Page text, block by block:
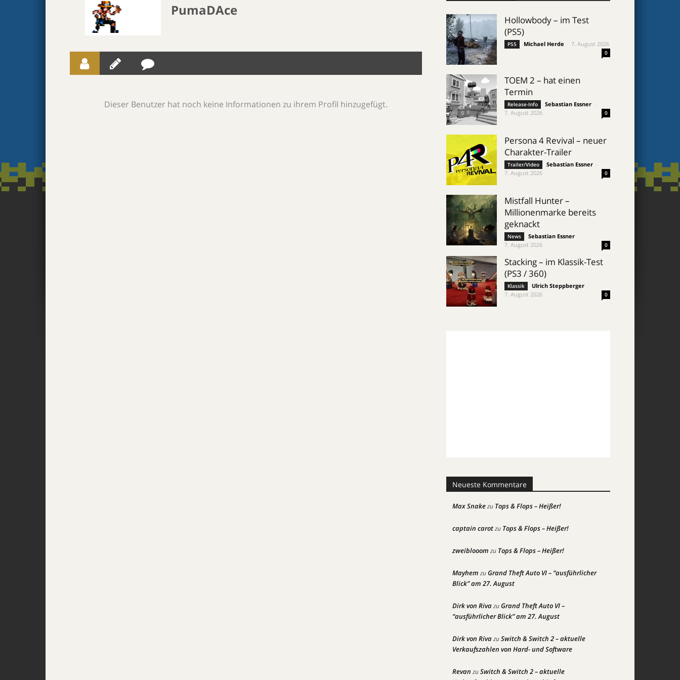
PumaDAce
Dieser Benutzer hat noch keine Informationen zu ihrem Profil hinzugefügt.
Hollowbody – im Test
(PS5)
PS5 Michael Herde 7. August 2026
0
TOEM 2 – hat einen
Termin
Release-Info Sebastian Essner
7. August 2026
0
Persona 4 Revival – neuer
Charakter-Trailer
Trailer/Video Sebastian Essner
7. August 2026
0
Mistfall Hunter –
Millionenmarke bereits
geknackt
News Sebastian Essner
7. August 2026
0
Stacking – im Klassik-Test
(PS3 / 360)
Klassik Ulrich Steppberger
7. August 2026
0
Neueste Kommentare
Max Snakezu Tops & Flops – Heißer!
captain carotzu Tops & Flops – Heißer!
zweiblooom zu Tops & Flops – Heißer!
Mayhem zuGrand Theft Auto VI – “ausführlicher
Blick” am 27. August
Dirk von RivazuGrand Theft Auto VI –
“ausführlicher Blick” am 27. August
Dirk von RivazuSwitch & Switch 2 – aktuelle
Verkaufszahlen von Hard- und Software
Revan zuSwitch & Switch 2 – aktuelle